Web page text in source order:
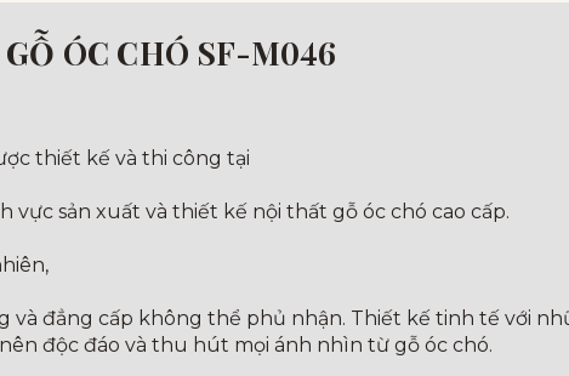
ÓC CHÓ SF-M046
thiết kế và thi công tại
sản xuất và thiết kế nội thất gỗ óc chó cao cấp.
và đẳng cấp không thể phủ nhận. Thiết kế tinh tế với
độc đáo và thu hút mọi ánh nhìn từ gỗ óc chó.